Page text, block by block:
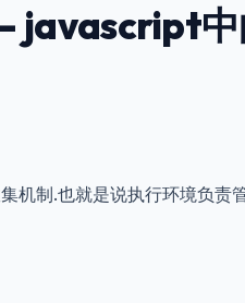
javascript中
机制.也就是说执行环境负责